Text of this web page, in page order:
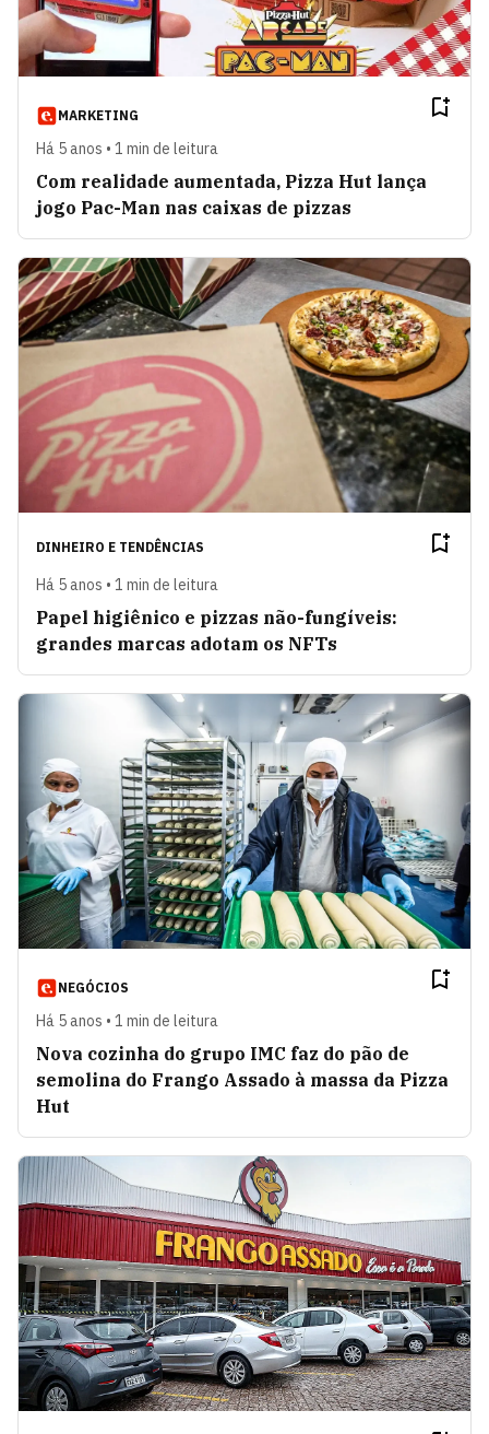
MARKETING
Há 5 anos • 1 min de leitura
Com realidade aumentada, Pizza Hut lança
jogo Pac-Man nas caixas de pizzas
DINHEIRO E TENDÊNCIAS
Há 5 anos • 1 min de leitura
Papel higiênico e pizzas não-fungíveis:
grandes marcas adotam os NFTs
NEGÓCIOS
Há 5 anos • 1 min de leitura
Nova cozinha do grupo IMC faz do pão de
semolina do Frango Assado à massa da Pizza
Hut